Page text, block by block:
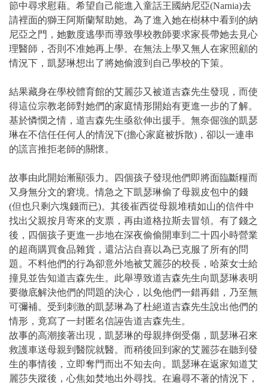
節中尋求慰藉。希望自己能進入童話王國納尼亞(Narnia)去
請裡面的獅王阿斯蘭幫助她。為了進入她在樹林中看到的納
尼亞之門，她數度逃學而導致學校教師要求家長帶她去見心
理醫師，否則不准她再上學。在無法上學又無人在家照顧的
情況下，凱瑟琳想出了將她偷渡到自己學校的下策。
結果藏身在學校體育館的艾麗莎又被道吉森先生發現，而使
得這位宗教老師對她們的家庭情形開始有更進一步的了解。
基於憐憫之情，道吉森先生亟欲伸出援手。無奈倔強的凱瑟
琳在不信任任何人的情況下(擔心家庭被拆散)，卻以一連串
的謊言推拒老師的關懷。
故事由此開始漸顯張力。四個孩子發現他們即將面臨斷糧而
又身無分文的窘境。情急之下凱瑟琳偷了母親皮包中的錢
(但也只剩六塊錢而已)。其後崔西從母親堆積如山的信件中
找出父親按月寄來的支票，再由道格拉斯去冒領。有了錢之
後，四個孩子更進一步地在深夜偷偷開車到二十四小時營業
的超商購買食品雜貨，還沾沾自喜以為已克服了所有的問
題。不料他們的行為卻意外地被艾麗莎的校長，哈萊女士給
撞見並告知道吉森先生。此舉導致道吉森先生向凱瑟琳表明
要徹底解決他們的問題的決心，以免他們一錯再錯，乃至無
可彌補。受到刺激的凱瑟琳為了杜絕道吉森先生說出他們的
情形，竟寫了一封匿名信誣告道吉森先生。
故事的高潮接著出現，凱瑟琳的母親摔倒受傷，凱瑟琳召來
救護車送母親到醫院就醫。而稍後回到家的艾麗莎在聽到發
生的事情後，立即奪門而出不知去向。凱瑟琳在返家知道艾
麗莎失蹤後，心焦如焚地出外尋找。在遍尋不著的情況下，